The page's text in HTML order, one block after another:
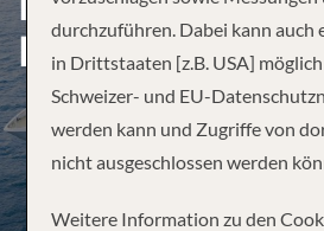
HAMBURG
durchzuführen. Dabei kann auch
in Drittstaaten [z.B. USA]
Schweizer- und EU-
werden kann und Zugriffe von
nicht ausgeschlossen werden
Weitere Information zu den